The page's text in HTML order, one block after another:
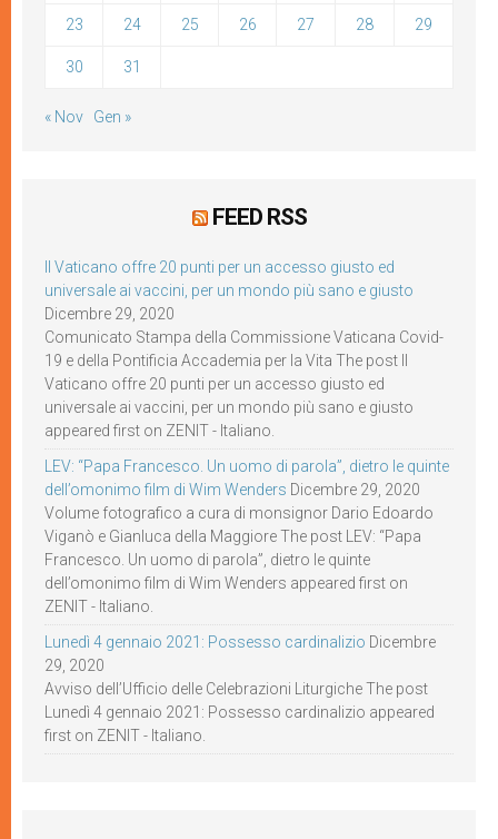
23 24 25 26 27 28 29
30 31
« Nov Gen »
FEED RSS
Il Vaticano offre 20 punti per un accesso giusto ed
universale ai vaccini, per un mondo più sano e giusto
Dicembre 29, 2020
Comunicato Stampa della Commissione Vaticana Covid-
19 e della Pontificia Accademia per la Vita The post Il
Vaticano offre 20 punti per un accesso giusto ed
universale ai vaccini, per un mondo più sano e giusto
appeared first on ZENIT - Italiano.
LEV: “Papa Francesco. Un uomo di parola”, dietro le quinte
dell’omonimo film di Wim Wenders Dicembre 29, 2020
Volume fotografico a cura di monsignor Dario Edoardo
Viganò e Gianluca della Maggiore The post LEV: “Papa
Francesco. Un uomo di parola”, dietro le quinte
dell’omonimo film di Wim Wenders appeared first on
ZENIT - Italiano.
Lunedì 4 gennaio 2021: Possesso cardinalizio Dicembre
29, 2020
Avviso dell’Ufficio delle Celebrazioni Liturgiche The post
Lunedì 4 gennaio 2021: Possesso cardinalizio appeared
first on ZENIT - Italiano.